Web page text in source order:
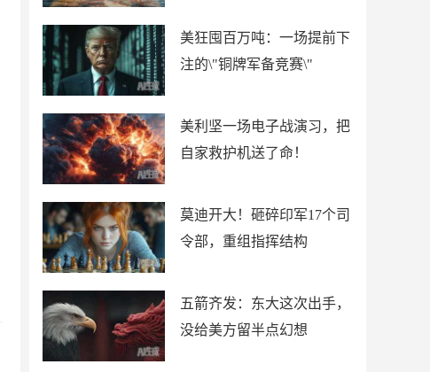
美狂囤百万吨：一场提前下
注的\"铜牌军备竞赛\"
美利坚一场电子战演习，把
自家救护机送了命！
莫迪开大！砸碎印军17个司
令部，重组指挥结构
五箭齐发：东大这次出手，
没给美方留半点幻想